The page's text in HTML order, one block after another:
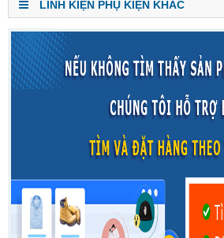
LINH KIỆN PHỤ KIỆN KHÁC